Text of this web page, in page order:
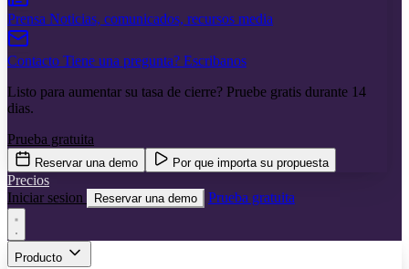
Prensa Noticias, comunicados, recursos media
Contacto Tiene una pregunta? Escribanos
Listo para aumentar su tasa de cierre? Pruebe gratis durante 14
dias.
Prueba gratuita
Reservar una demo Por que importa su propuesta
Precios
Iniciar sesion
Reservar una demo Prueba gratuita
Producto